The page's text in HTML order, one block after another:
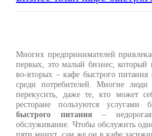
Многих предпринимателей
первых, это малый бизнес, который
во-вторых – кафе быстрого питания
среди потребителей. Многие люди
перекусить, даже те, кто может
ресторане пользуются услугами
быстрого питания –
обслуживание. Чтобы обслужить